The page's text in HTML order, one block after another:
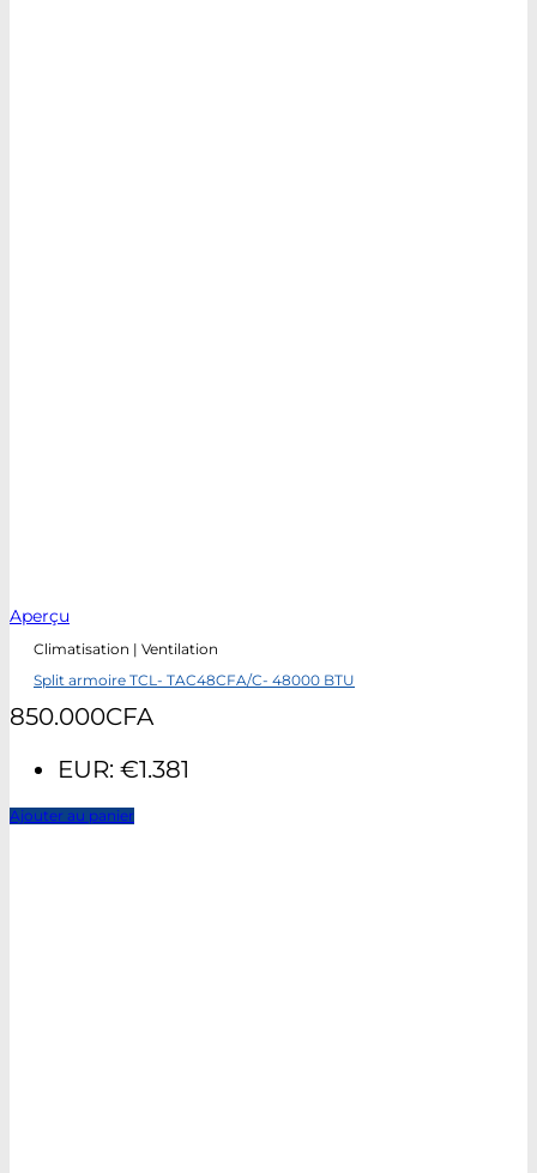
Aperçu
Climatisation | Ventilation
Split armoire TCL- TAC48CFA/C- 48000 BTU
850.000CFA
EUR: €1.381
Ajouter au panier